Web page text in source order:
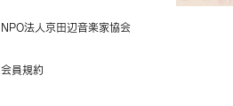
NPO法人京田辺音楽家協会
会員規約